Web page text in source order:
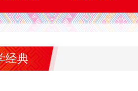
经典